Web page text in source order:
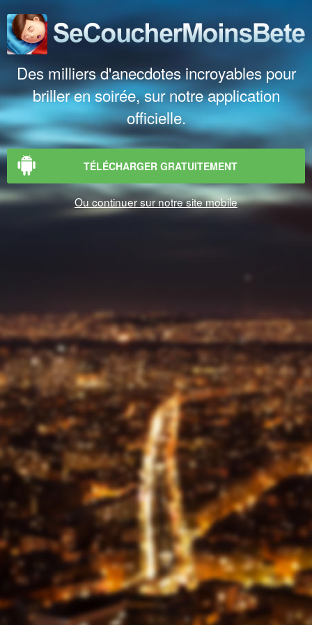
Des milliers d'anecdotes incroyables pour
briller en soirée, sur notre application
officielle.
TÉLÉCHARGER GRATUITEMENT
Ou continuer sur notre site mobile